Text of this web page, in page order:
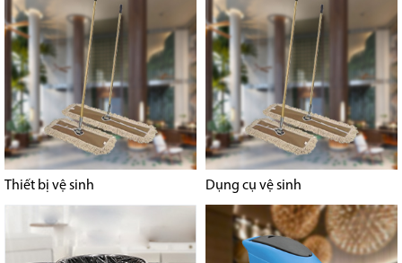
Thiết bị vệ sinh Dụng cụ vệ sinh